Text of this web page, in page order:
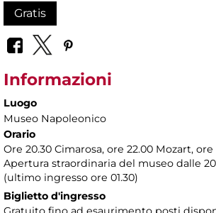
Gratis
Informazioni
Luogo
Museo Napoleonico
Orario
Ore 20.30 Cimarosa, ore 22.00 Mozart, ore
Apertura straordinaria del museo dalle
(ultimo ingresso ore 01.30)
Biglietto d'ingresso